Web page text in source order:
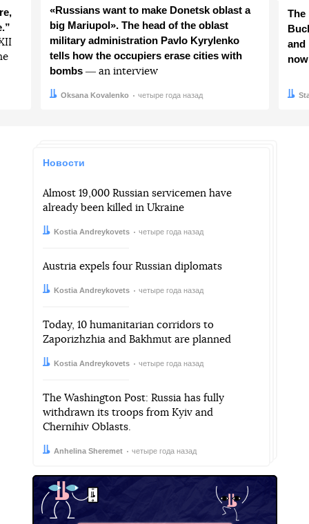
«Russians want to make Donetsk oblast a
big Mariupol». The head of the oblast
military administration Pavlo Kyrylenko
tells how the occupiers erase cities with
bombs ― an interview
Автор:
Oksana Kovalenko
Дата: четыре года назад
The
and
now
Дата:
Новости
Almost 19,000 Russian servicemen have
already been killed in Ukraine
Автор:
Kostia Andreykovets
Дата: четыре года назад
Austria expels four Russian diplomats
Автор:
Kostia Andreykovets
Дата: четыре года назад
Today, 10 humanitarian corridors to
Zaporizhzhia and Bakhmut are planned
Автор:
Kostia Andreykovets
Дата: четыре года назад
The Washington Post: Russia has fully
withdrawn its troops from Kyiv and
Chernihiv Oblasts.
Автор:Anhelina Sheremet
Дата: четыре года назад